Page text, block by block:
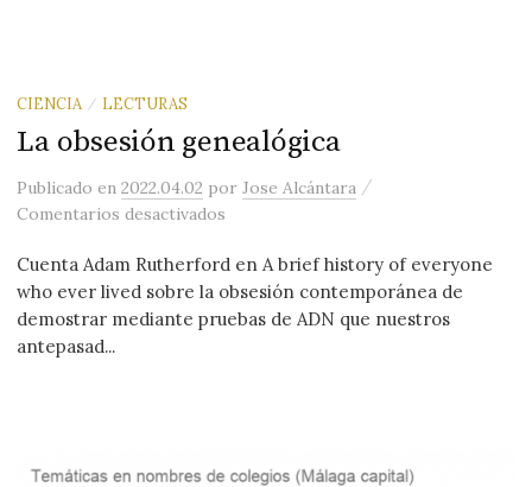
CIENCIA / LECTURAS
La obsesión genealógica
Publicadoen2022.04.02 porJose Alcántara /
Comentarios desactivados
Cuenta Adam Rutherford en A brief history of everyone
who ever lived sobre la obsesión contemporánea de
demostrar mediante pruebas de ADN que nuestros
antepasad...